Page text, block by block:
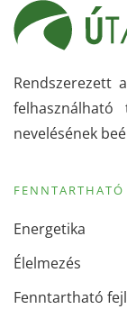
Rendszerezett
nevelésének
FENNTARTHATÓ
Energetika
Élelmezés
Fenntartható